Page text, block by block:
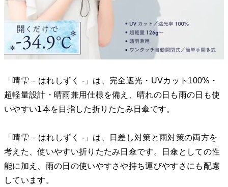
「晴雫 – はれしずく -」は、完全遮光・UVカット100%・
超軽量設計・晴雨兼用仕様を備え、晴れの日も雨の日も使
いやすい1本を目指した折りたたみ日傘です。
「晴雫 – はれしずく -」は、日差し対策と雨対策の両方を
考えた、使いやすい折りたたみ日傘です。日傘としての性
能に加え、雨の日の使いやすさや持ち運びやすさにも配慮
しています。